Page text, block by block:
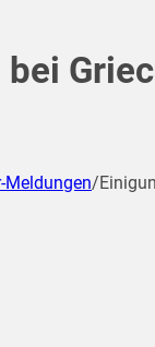
bei
Meldungen/